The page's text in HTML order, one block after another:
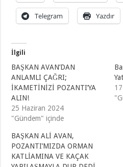
Telegram Yazdır
İlgili
BAŞKAN AVAN’DAN
ANLAMLI ÇAĞRI;
İKAMETİNİZİ POZANTI’YA
ALIN!
25 Haziran 2024
"Gündem" içinde
BAŞKAN ALİ AVAN,
POZANTI’MIZDA ORMAN
KATLİAMINA VE KAÇAK